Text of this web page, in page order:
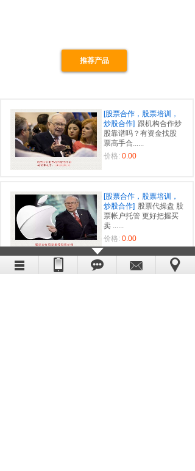
推荐产品
[股票合作，股票培训，
炒股合作] 跟机构合作炒
股靠谱吗？有资金找股
票高手合......
价格: 0.00
[股票合作，股票培训，
炒股合作] 股票代操盘 股
票帐户托管 更好把握买
卖 ......
价格: 0.00